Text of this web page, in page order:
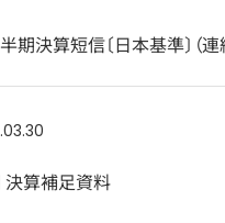
決算短信〔日本基準〕（連
算補足資料